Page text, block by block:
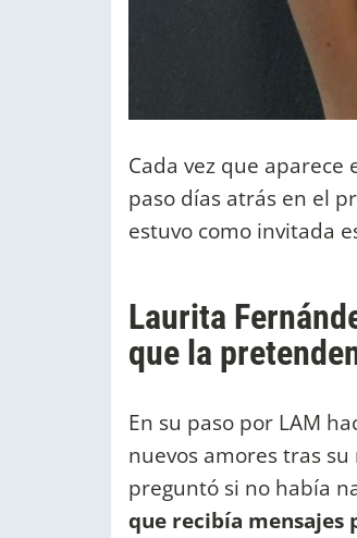
Cada vez que aparece
paso días atrás en el
estuvo como invitada
Laurita
que la
En su paso por LAM
nuevos amores tras
preguntó si no había
que recibía mensajes